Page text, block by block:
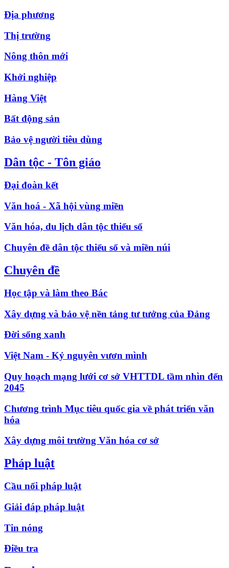
Địa phương
Thị trường
Nông thôn mới
Khởi nghiệp
Hàng Việt
Bất động sản
Bảo vệ người tiêu dùng
Dân tộc - Tôn giáo
Đại đoàn kết
Văn hoá - Xã hội vùng miền
Văn hóa, du lịch dân tộc thiểu số
Chuyên đề dân tộc thiểu số và miền núi
Chuyên đề
Học tập và làm theo Bác
Xây dựng và bảo vệ nền tảng tư tưởng của Đảng
Đời sống xanh
Việt Nam - Kỷ nguyên vươn mình
Quy hoạch mạng lưới cơ sở VHTTDL tầm nhìn đến
2045
Chương trình Mục tiêu quốc gia về phát triển văn
hóa
Xây dựng môi trường Văn hóa cơ sở
Pháp luật
Cầu nối pháp luật
Giải đáp pháp luật
Tin nóng
Điều tra